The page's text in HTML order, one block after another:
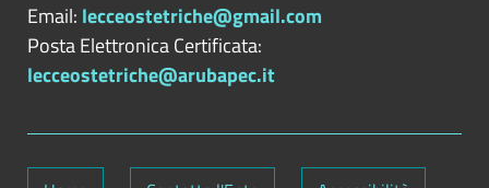
Email: lecceostetriche@gmail.com
Posta Elettronica Certificata:
lecceostetriche@arubapec.it